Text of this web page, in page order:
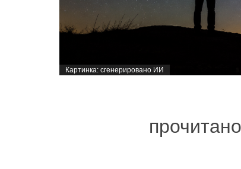
Картинка: сгенерировано ИИ